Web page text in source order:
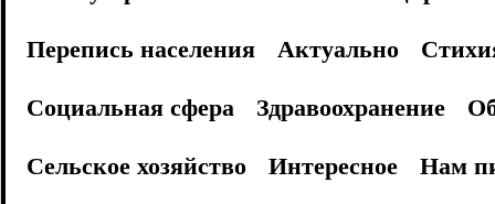
Перепись населения
Актуально
Социальная сфера
Здравоохранение
Сельское хозяйство
Интересное
Нам